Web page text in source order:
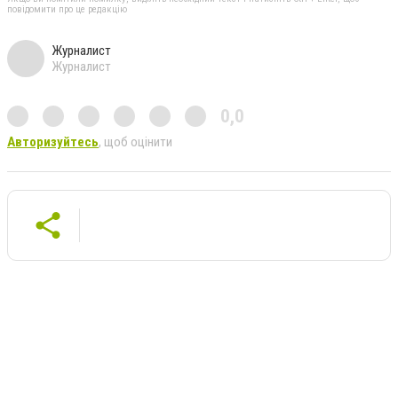
повідомити про це редакцію
Журналист
Журналист
0,0
Авторизуйтесь, щоб оцінити